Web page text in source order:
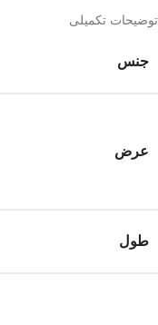
توضیحات تکمیلی
جنس
عرض
طول